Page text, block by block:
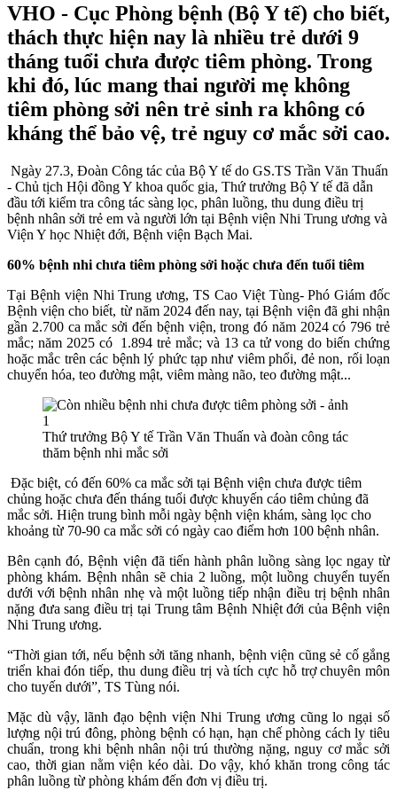
VHO - Cục Phòng bệnh (Bộ Y tế) cho biết,
thách thực hiện nay là nhiều trẻ dưới 9
tháng tuổi chưa được tiêm phòng. Trong
khi đó, lúc mang thai người mẹ không
tiêm phòng sởi nên trẻ sinh ra không có
kháng thể bảo vệ, trẻ nguy cơ mắc sởi cao.
Ngày 27.3, Đoàn Công tác của Bộ Y tế do GS.TS Trần Văn Thuấn
- Chủ tịch Hội đồng Y khoa quốc gia, Thứ trưởng Bộ Y tế đã dẫn
đầu tới kiểm tra công tác sàng lọc, phân luồng, thu dung điều trị
bệnh nhân sởi trẻ em và người lớn tại Bệnh viện Nhi Trung ương và
Viện Y học Nhiệt đới, Bệnh viện Bạch Mai.
60% bệnh nhi chưa tiêm phòng sởi hoặc chưa đến tuổi tiêm
Tại Bệnh viện Nhi Trung ương, TS Cao Việt Tùng- Phó Giám đốc
Bệnh viện cho biết, từ năm 2024 đến nay, tại Bệnh viện đã ghi nhận
gần 2.700 ca mắc sởi đến bệnh viện, trong đó năm 2024 có 796 trẻ
mắc; năm 2025 có 1.894 trẻ mắc; và 13 ca tử vong do biến chứng
hoặc mắc trên các bệnh lý phức tạp như viêm phổi, đẻ non, rối loạn
chuyển hóa, teo đường mật, viêm màng não, teo đường mật...
Thứ trưởng Bộ Y tế Trần Văn Thuấn và đoàn công tác
thăm bệnh nhi mắc sởi
Đặc biệt, có đến 60% ca mắc sởi tại Bệnh viện chưa được tiêm
chủng hoặc chưa đến tháng tuổi được khuyến cáo tiêm chủng đã
mắc sởi. Hiện trung bình mỗi ngày bệnh viện khám, sàng lọc cho
khoảng từ 70-90 ca mắc sởi có ngày cao điểm hơn 100 bệnh nhân.
Bên cạnh đó, Bệnh viện đã tiến hành phân luồng sàng lọc ngay từ
phòng khám. Bệnh nhân sẽ chia 2 luồng, một luồng chuyển tuyến
dưới với bệnh nhân nhẹ và một luồng tiếp nhận điều trị bệnh nhân
nặng đưa sang điều trị tại Trung tâm Bệnh Nhiệt đới của Bệnh viện
Nhi Trung ương.
“Thời gian tới, nếu bệnh sởi tăng nhanh, bệnh viện cũng sẻ cố gắng
triển khai đón tiếp, thu dung điều trị và tích cực hỗ trợ chuyên môn
cho tuyến dưới”, TS Tùng nói.
Mặc dù vậy, lãnh đạo bệnh viện Nhi Trung ương cũng lo ngại số
lượng nội trú đông, phòng bệnh có hạn, hạn chế phòng cách ly tiêu
chuẩn, trong khi bệnh nhân nội trú thường nặng, nguy cơ mắc sởi
cao, thời gian nằm viện kéo dài. Do vậy, khó khăn trong công tác
phân luồng từ phòng khám đến đơn vị điều trị.